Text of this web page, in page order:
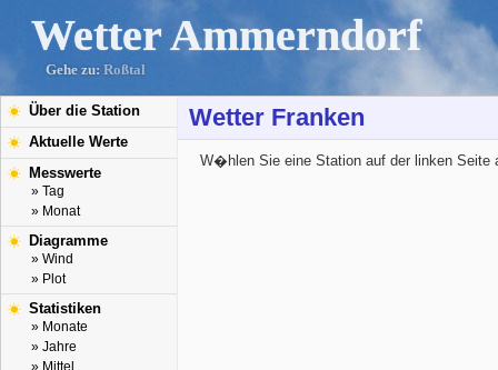
Wetter Ammerndorf
Gehe zu: Roßtal
Über die Station
Aktuelle Werte
Messwerte
» Tag
» Monat
Diagramme
» Wind
» Plot
Statistiken
» Monate
» Jahre
» Mittel
Wetter Franken
W�hlen Sie eine Station auf der linken Seite